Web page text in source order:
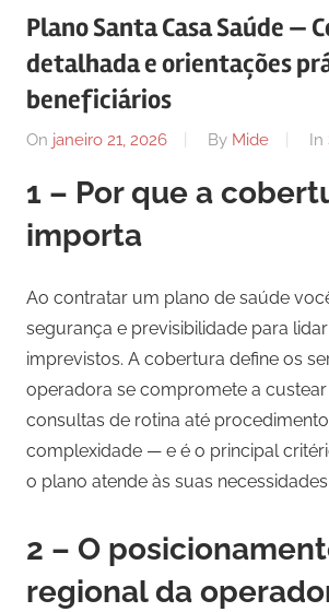
Plano Santa Casa Saúde —
detalhada e orientações
beneficiários
On janeiro 21, 2026 By Mide In
1 – Por que a
importa
Ao contratar um plano de saúde
segurança e previsibilidade para
imprevistos. A cobertura define os
operadora se compromete a
consultas de rotina até
complexidade — e é o principal
o plano atende às suas necessidades.
2 – O
regional da